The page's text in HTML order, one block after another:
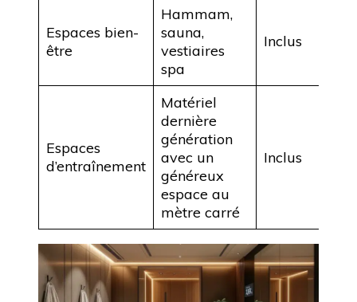
Espaces bien-
être
Hammam,
sauna,
vestiaires
spa
Inclus
Espaces
d’entraînement
Matériel
dernière
génération
avec un
généreux
espace au
mètre carré
Inclus